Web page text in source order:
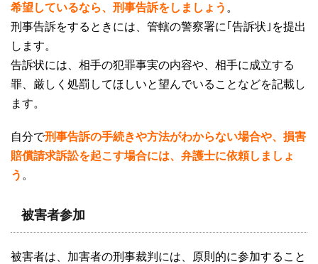
希望しているなら、刑事告訴をしましょう 。
刑事告訴をするときには、管轄の警察署に｢告訴状｣を提出
します。
告訴状には、相手の犯罪事実の内容や、相手に成立する
罪、厳しく処罰してほしいと望んでいることなどを記載し
ます。
自分で刑事告訴の手続きや方法がわからない場合や、損害
賠償請求訴訟を起こす場合には、弁護士に依頼しましょ
う 。
被害者参加
被害者は、加害者の刑事裁判には、原則的に参加すること